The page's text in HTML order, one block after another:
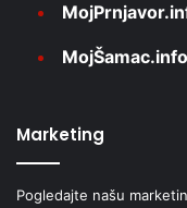
MojŠamac.info
Marketing
Pogledajte našu